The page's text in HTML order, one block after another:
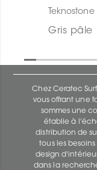
Teknostone
Gris
Chez Ceratec
vous offrant une
sommes une
établie à
distribution de
tous les
design
dans la